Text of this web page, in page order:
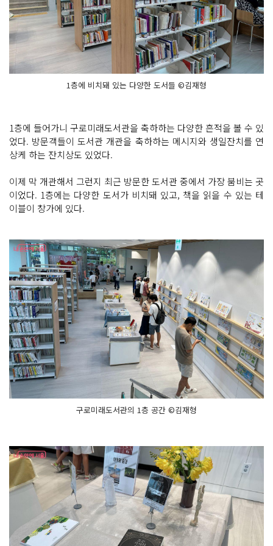
1층에 비치돼 있는 다양한 도서들 ©김재형
1층에 들어가니 구로미래도서관을 축하하는 다양한 흔적을 볼 수 있
었다. 방문객들이 도서관 개관을 축하하는 메시지와 생일잔치를 연
상케 하는 잔치상도 있었다.
이제 막 개관해서 그런지 최근 방문한 도서관 중에서 가장 붐비는 곳
이었다. 1층에는 다양한 도서가 비치돼 있고, 책을 읽을 수 있는 테
이블이 창가에 있다.
구로미래도서관의 1층 공간 ©김재형